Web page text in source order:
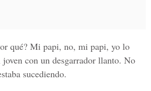
qué? Mi papi, no, mi papi, yo lo
joven con un desgarrador llanto. No
sucediendo.